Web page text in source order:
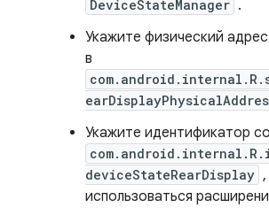
DeviceStateManager .
Укажите физический
в
Укажите идентификатор
deviceStateRearDisplay
использоваться